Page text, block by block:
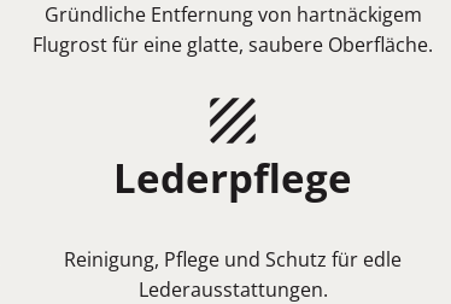
Gründliche Entfernung von hartnäckigem
Flugrost für eine glatte, saubere Oberfläche.
Lederpflege
Reinigung, Pflege und Schutz für edle
Lederausstattungen.